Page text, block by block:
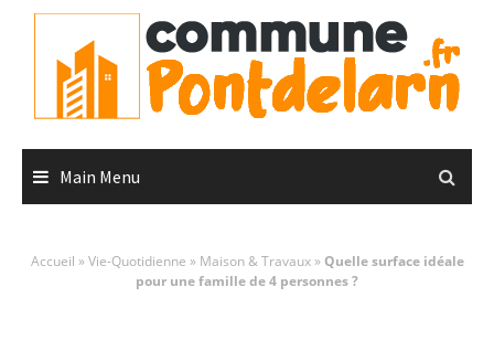
content
Main Menu
Accueil »Vie-Quotidienne » Maison & Travaux» Quelle surface idéale
pour une famille de 4 personnes ?